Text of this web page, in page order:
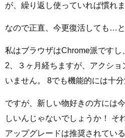
が、繰り返し使っていれば慣れま
なので正直、今更復活しても…
私はブラウザはChrome派ですし
2、３ヶ月経ちますが、アクシ
いません。 8でも機能的には十分
ですが、新しい物好きの方には
しいんじゃないでしょうか！ そ
アップグレードは推奨されている